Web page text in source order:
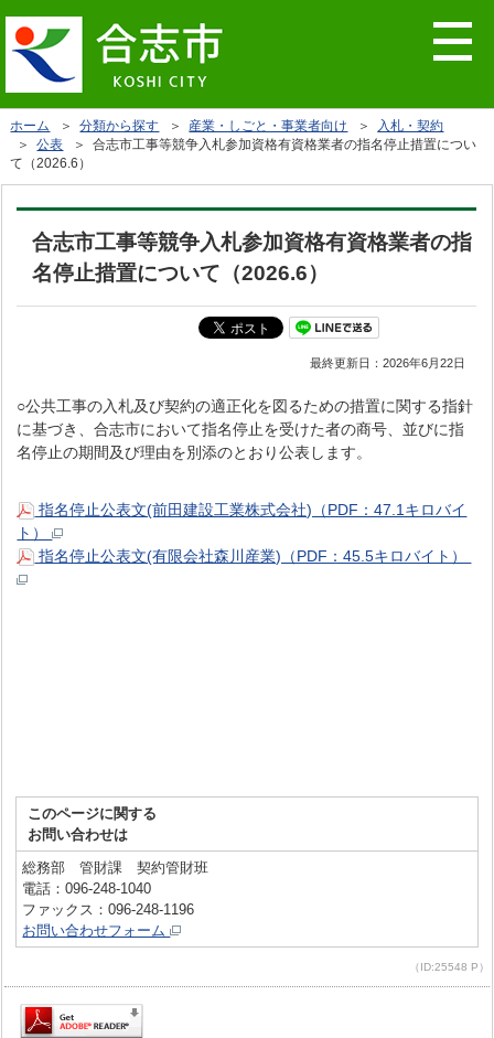
ホーム ＞分類から探す ＞ 産業・しごと・事業者向け ＞
入札・契約
＞公表 ＞ 合志市工事等競争入札参加資格有資格業者の指名停止措置につい
て（2026.6）
合志市工事等競争入札参加資格有資格業者の指
名停止措置について（2026.6）
最終更新日：2026年6月22日
○公共工事の入札及び契約の適正化を図るための措置に関する指針
に基づき、合志市において指名停止を受けた者の商号、並びに指
名停止の期間及び理由を別添のとおり公表します。
指名停止公表文(前田建設工業株式会社)（PDF：47.1キロバイ
ト）
指名停止公表文(有限会社森川産業)（PDF：45.5キロバイト）
このページに関する
お問い合わせは
総務部 管財課 契約管財班
電話：096-248-1040
ファックス：096-248-1196
お問い合わせフォーム
（ID:25548 P）